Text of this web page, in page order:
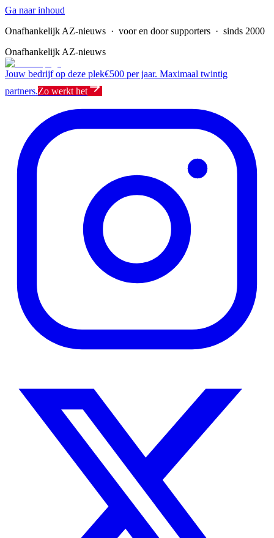
Ga naar inhoud
Onafhankelijk AZ-nieuws · voor en door supporters · sinds 2000
Onafhankelijk AZ-nieuws
Jouw bedrijf op deze plek€500 per jaar. Maximaal twintig
partners.Zo werkt het